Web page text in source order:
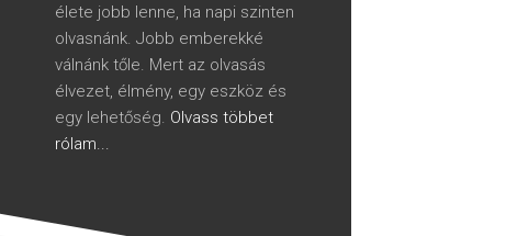
élete jobb lenne, ha napi szinten
olvasnánk. Jobb emberekké
válnánk tőle. Mert az olvasás
élvezet, élmény, egy eszköz és
egy lehetőség. Olvass többet
rólam...